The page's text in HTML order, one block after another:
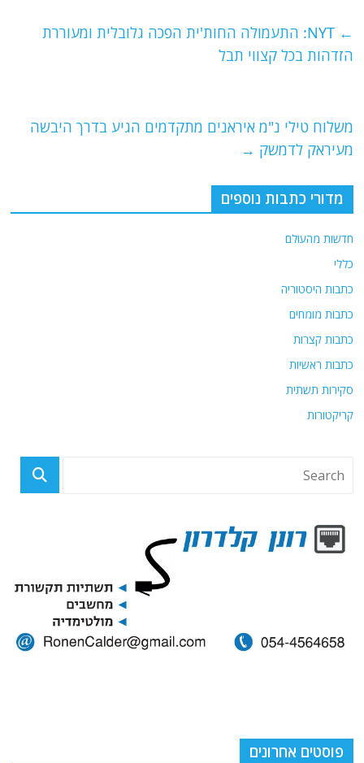
s
A
g
ra
l
er
e
k
←
NYT: התעמולה החות'ית הפכה גלובלית ומעוררת
הזדהות בכל קצווי תבל
משלוח טילי נ"מ איראנים מתקדמים הגיע בדרך היבשה
מעיראק לדמשק →
מדורי כתבות נוספים
חדשות מהעולם
כללי
כתבות היסטוריה
כתבות מומחים
כתבות קצרות
כתבות ראשיות
סקירות תשתית
קריקטורות
פוסטים אחרונים